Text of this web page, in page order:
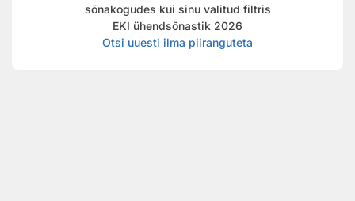
sõnakogudes kui sinu valitud filtris
EKI ühendsõnastik 2026
Otsi uuesti ilma piiranguteta